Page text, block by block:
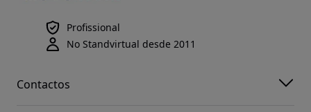
Profissional
No Standvirtual desde 2011
Contactos